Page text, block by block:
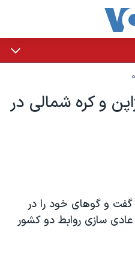
و کره شمالی در
گفت و گوهای خود را در
سازی روابط دو کشور